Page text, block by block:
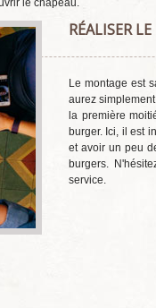
le chapeau.
RÉALISER
Le montage est
aurez
la première
burger. Ici, il est
et avoir un peu
burgers.
service.